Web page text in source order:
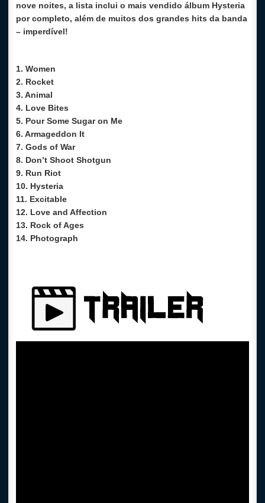
nove noites, a lista inclui o mais vendido álbum Hysteria
por completo, além de muitos dos grandes hits da banda
– imperdível!
1. Women
2. Rocket
3. Animal
4. Love Bites
5. Pour Some Sugar on Me
6. Armageddon It
7. Gods of War
8. Don’t Shoot Shotgun
9. Run Riot
10. Hysteria
11. Excitable
12. Love and Affection
13. Rock of Ages
14. Photograph